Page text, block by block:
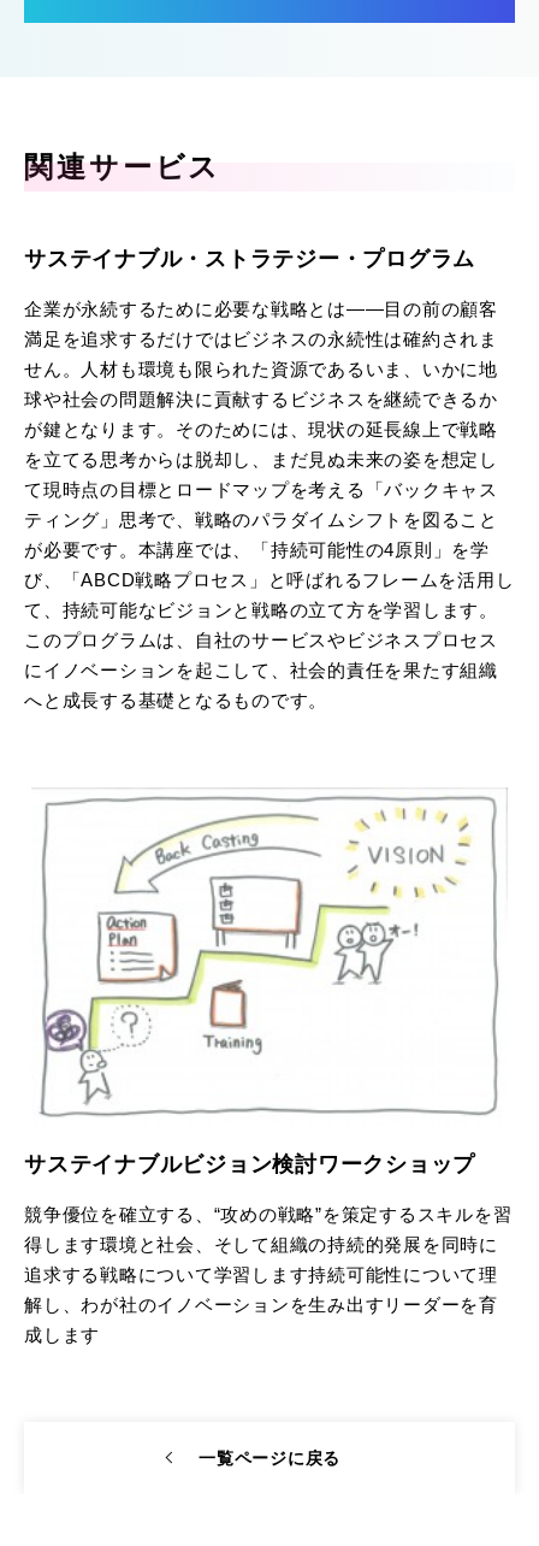
関連サービス
サステイナブル・ストラテジー・プログラム
企業が永続するために必要な戦略とは――目の前の顧客
満足を追求するだけではビジネスの永続性は確約されま
せん。人材も環境も限られた資源であるいま、いかに地
球や社会の問題解決に貢献するビジネスを継続できるか
が鍵となります。そのためには、現状の延長線上で戦略
を立てる思考からは脱却し、まだ見ぬ未来の姿を想定し
て現時点の目標とロードマップを考える「バックキャス
ティング」思考で、戦略のパラダイムシフトを図ること
が必要です。本講座では、「持続可能性の4原則」を学
び、「ABCD戦略プロセス」と呼ばれるフレームを活用し
て、持続可能なビジョンと戦略の立て方を学習します。
このプログラムは、自社のサービスやビジネスプロセス
にイノベーションを起こして、社会的責任を果たす組織
へと成長する基礎となるものです。
サステイナブルビジョン検討ワークショップ
競争優位を確立する、“攻めの戦略”を策定するスキルを習
得します環境と社会、そして組織の持続的発展を同時に
追求する戦略について学習します持続可能性について理
解し、わが社のイノベーションを生み出すリーダーを育
成します
一覧ページに戻る